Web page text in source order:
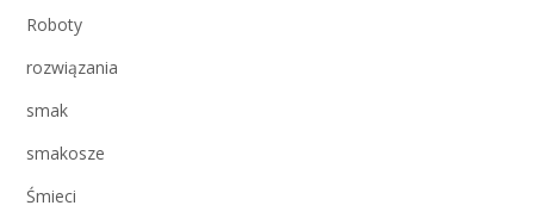
Roboty
rozwiązania
smak
smakosze
Śmieci